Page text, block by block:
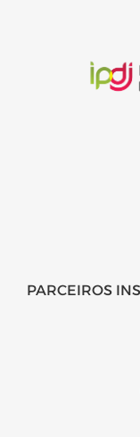
PARCEIROS